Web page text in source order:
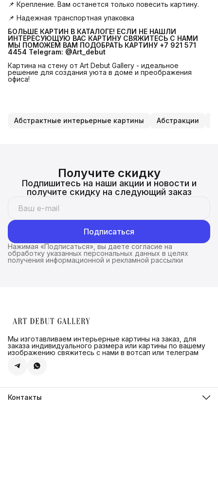
📌 Крепление. Вам останется только повесить картину.
📌 Надежная транспортная упаковка
БОЛЬШЕ КАРТИН В КАТАЛОГЕ! ЕСЛИ НЕ НАШЛИ
ИНТЕРЕСУЮЩУЮ ВАС КАРТИНУ СВЯЖИТЕСЬ С НАМИ
МЫ ПОМОЖЕМ ВАМ ПОДОБРАТЬ КАРТИНУ +7 921 571
4454 Telegram: @Art_debut
Картина на стену от Art Debut Gallery - идеальное
решение для создания уюта в доме и преображения
офиса!
Абстрактные интерьерные картины Абстракции
Получите скидку
Подпишитесь на наши акции и новости и
получите скидку на следующий заказ
Подписаться
Нажимая «Подписаться», вы даете согласие на
обработку указанных персональных данных в целях
получения информационной и рекламной рассылки
Мы изготавливаем интерьерные картины на заказ, для
заказа индивидуального размера или картины по вашему
изображению свяжитесь с нами в вотсап или телеграм
Контакты